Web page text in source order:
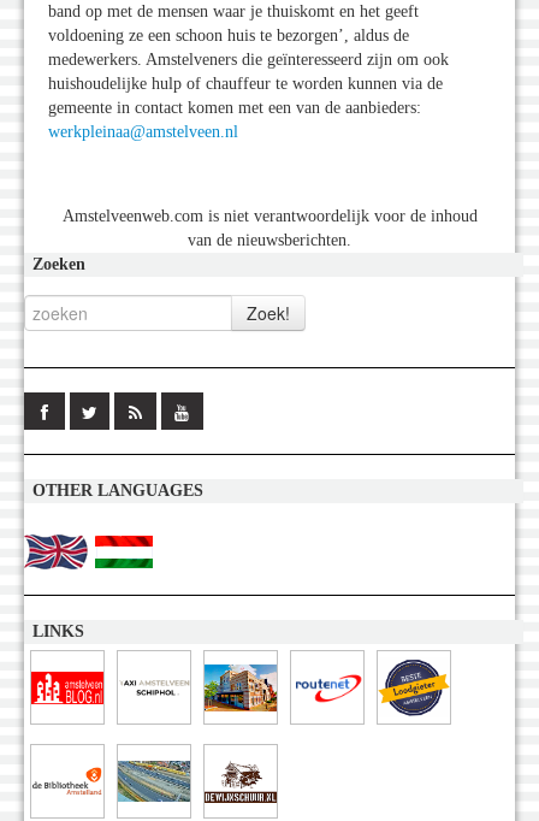
band op met de mensen waar je thuiskomt en het geeft
voldoening ze een schoon huis te bezorgen’, aldus de
medewerkers. Amstelveners die geïnteresseerd zijn om ook
huishoudelijke hulp of chauffeur te worden kunnen via de
gemeente in contact komen met een van de aanbieders:
werkpleinaa@amstelveen.nl
Amstelveenweb.com is niet verantwoordelijk voor de inhoud
van de nieuwsberichten.
Zoeken
OTHER LANGUAGES
LINKS